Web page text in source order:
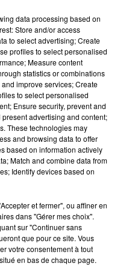
et les activités
du parc.
14h19
14h19
data processing based on
Store and/or access
to select advertising; Create
profiles to select personalised
Measure content
statistics or combinations
improve services; Create
to select personalised
Ensure security, prevent and
advertising and content;
These technologies may
and browsing data to offer
based on information actively
Match and combine data from
Identify devices based on
et fermer", ou affiner en
dans "Gérer mes choix".
sur "Continuer sans
que pour ce site. Vous
votre consentement à tout
en bas de chaque page.